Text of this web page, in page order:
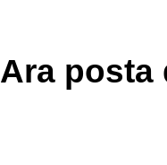
Ara posta